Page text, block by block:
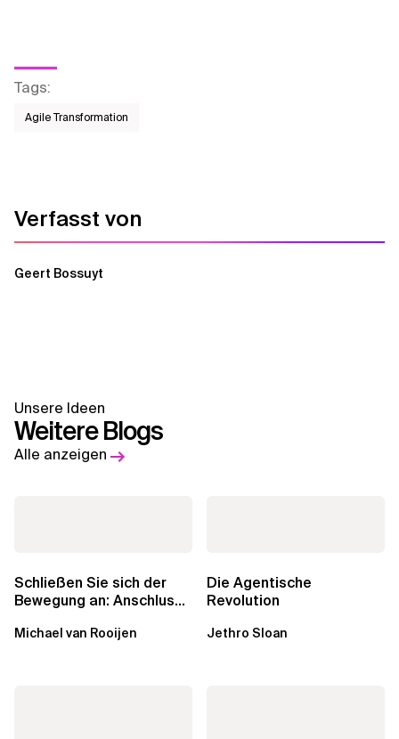
Tags:
Agile Transformation
Verfasst von
Geert Bossuyt
Unsere Ideen
Weitere Blogs
Alle anzeigen
Schließen Sie sich der
Bewegung an: Anschluss
Michael van Rooijen
Die Agentische
Revolution
Jethro Sloan